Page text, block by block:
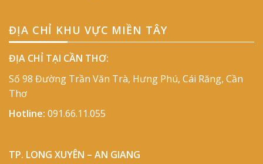
ĐỊA CHỈ KHU VỰC MIỀN TÂY
ĐỊA CHỈ TẠI CẦN THƠ:
Số 98 Đường Trần Văn Trà, Hưng Phú, Cái Răng, Cần
Thơ
Hotline: 091.66.11.055
TP. LONG XUYÊN – AN GIANG